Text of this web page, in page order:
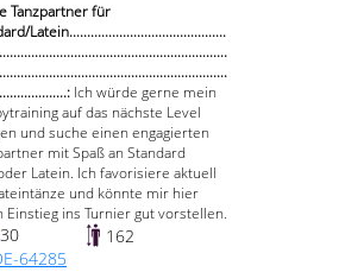
Tanzpartner für
Latein............................................
Ich würde gerne mein
auf das nächste Level
und suche einen engagierten
mit Spaß an Standard
Latein. Ich favorisiere aktuell
und könnte mir hier
Einstieg ins Turnier gut vorstellen.
30
162
64285